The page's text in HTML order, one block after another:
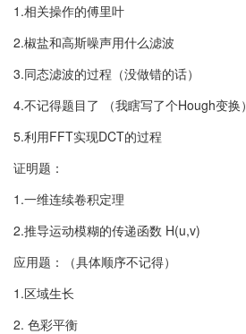
1.相关操作的傅里叶
2.椒盐和高斯噪声用什么滤波
3.同态滤波的过程（没做错的话）
4.不记得题目了 （我瞎写了个Hough变换）
5.利用FFT实现DCT的过程
证明题：
1.一维连续卷积定理
2.推导运动模糊的传递函数 H(u,v)
应用题：（具体顺序不记得）
1.区域生长
2. 色彩平衡